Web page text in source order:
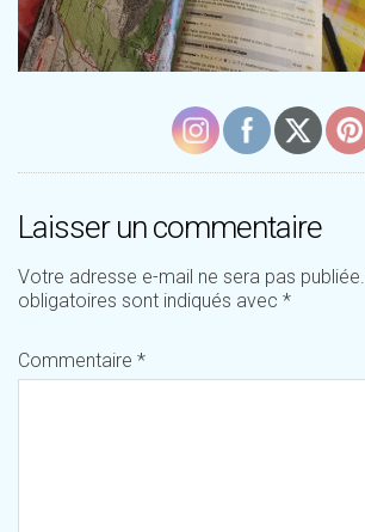
Laisser un commentaire
Votre adresse e-mail ne sera pas publiée.
obligatoires sont indiqués avec *
Commentaire *